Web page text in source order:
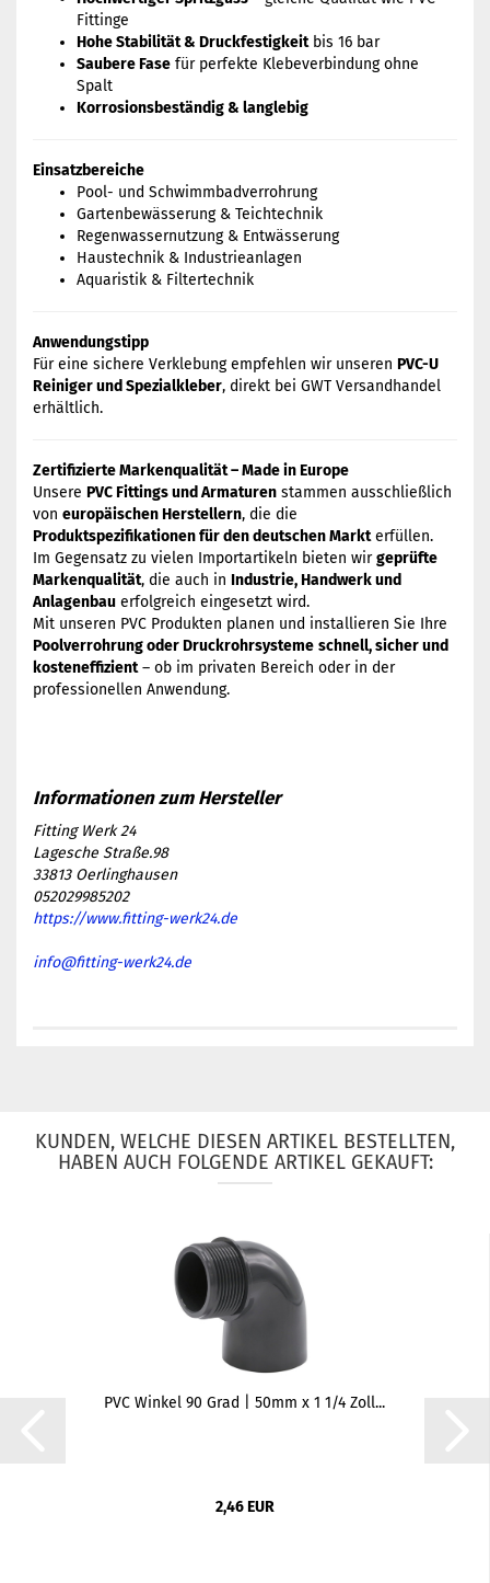
Fittinge
Hohe Stabilität & Druckfestigkeitbis 16 bar
Saubere Fase für perfekte Klebeverbindung ohne
Spalt
Korrosionsbeständig & langlebig
Einsatzbereiche
Pool- und Schwimmbadverrohrung
Gartenbewässerung & Teichtechnik
Regenwassernutzung & Entwässerung
Haustechnik & Industrieanlagen
Aquaristik & Filtertechnik
Anwendungstipp
Für eine sichere Verklebung empfehlen wir unseren PVC-U
Reiniger und Spezialkleber, direkt bei GWT Versandhandel
erhältlich.
Zertifizierte Markenqualität – Made in Europe
Unsere PVC Fittings und Armaturen stammen ausschließlich
von europäischen Herstellern, die die
Produktspezifikationen für den deutschen Markterfüllen.
Im Gegensatz zu vielen Importartikeln bieten wirgeprüfte
Markenqualität, die auch in Industrie, Handwerk und
Anlagenbau erfolgreich eingesetzt wird.
Mit unseren PVC Produkten planen und installieren Sie Ihre
Poolverrohrung oder Druckrohrsysteme schnell, sicher und
kosteneffizient– ob im privaten Bereich oder in der
professionellen Anwendung.
Fitting Werk 24
Lagesche Straße.98
33813 Oerlinghausen
052029985202
https://www.fitting-werk24.de
info@fitting-werk24.de
KUNDEN, WELCHE DIESEN ARTIKEL BESTELLTEN,
HABEN AUCH FOLGENDE ARTIKEL GEKAUFT:
PVC Winkel 90 Grad | 50mm x 1 1/4 Zoll...
2,46 EUR